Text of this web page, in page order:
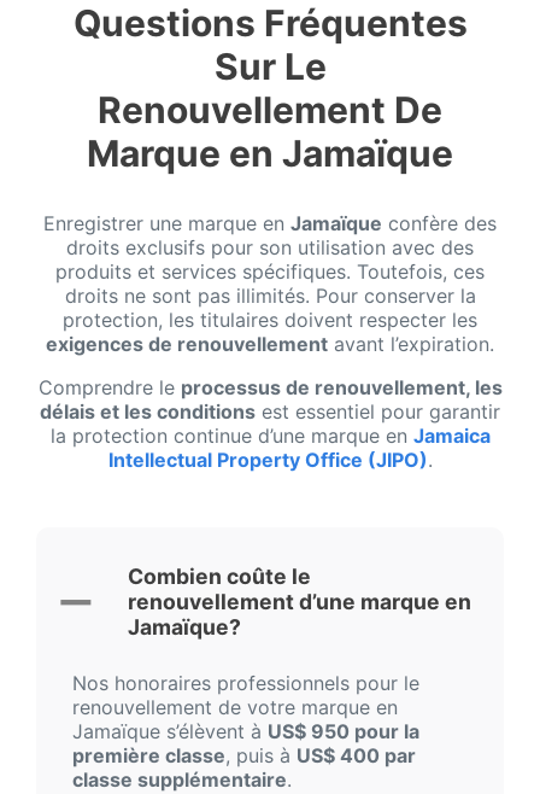
Questions Fréquentes
Sur Le
Renouvellement De
Marque en Jamaïque
Enregistrer une marque en Jamaïque confère des
droits exclusifs pour son utilisation avec des
produits et services spécifiques. Toutefois, ces
droits ne sont pas illimités. Pour conserver la
protection, les titulaires doivent respecter les
exigences de renouvellement avant l’expiration.
Comprendre le processus de renouvellement, les
délais et les conditions est essentiel pour garantir
la protection continue d’une marque en Jamaica
Intellectual Property Office (JIPO).
Combien coûte le
renouvellement d’une marque en
Jamaïque?
Nos honoraires professionnels pour le
renouvellement de votre marque en
Jamaïque s’élèvent à US$ 950 pour la
première classe, puis à US$ 400 par
classe supplémentaire.